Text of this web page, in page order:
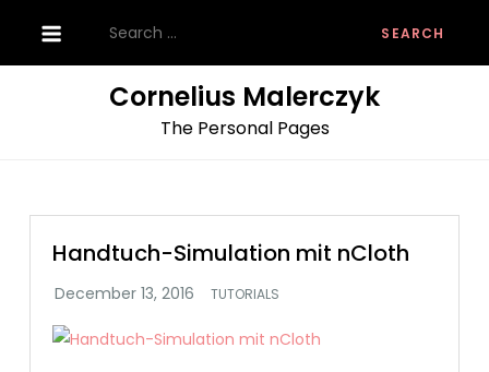
content
for:
Cornelius Malerczyk
The Personal Pages
Handtuch-Simulation mit nCloth
TUTORIALS